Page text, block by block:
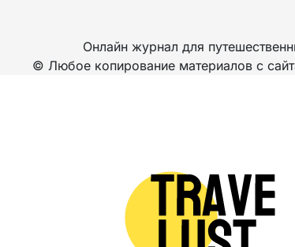
Онлайн журнал для
© Любое копирование материалов с